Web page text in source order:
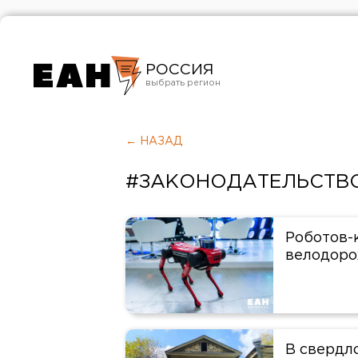
РОССИЯ
Челябинск
Оренбург
← НАЗАД
Роботов-
В